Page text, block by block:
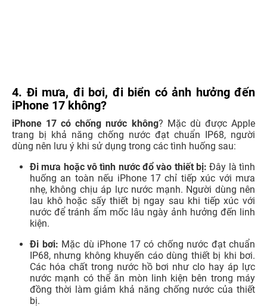
4. Đi mưa, đi bơi, đi biển có ảnh hưởng đến
iPhone 17 không?
iPhone 17 có chống nước không? Mặc dù được Apple
trang bị khả năng chống nước đạt chuẩn IP68, người
dùng nên lưu ý khi sử dụng trong các tình huống sau:
Đi mưa hoặc vô tình nước đổ vào thiết bị: Đây là tình
huống an toàn nếu iPhone 17 chỉ tiếp xúc với mưa
nhẹ, không chịu áp lực nước mạnh. Người dùng nên
lau khô hoặc sấy thiết bị ngay sau khi tiếp xúc với
nước để tránh ẩm mốc lâu ngày ảnh hưởng đến linh
kiện.
Đi bơi: Mặc dù iPhone 17 có chống nước đạt chuẩn
IP68, nhưng không khuyến cáo dùng thiết bị khi bơi.
Các hóa chất trong nước hồ bơi như clo hay áp lực
nước mạnh có thể ăn mòn linh kiện bên trong máy
đồng thời làm giảm khả năng chống nước của thiết
bị.